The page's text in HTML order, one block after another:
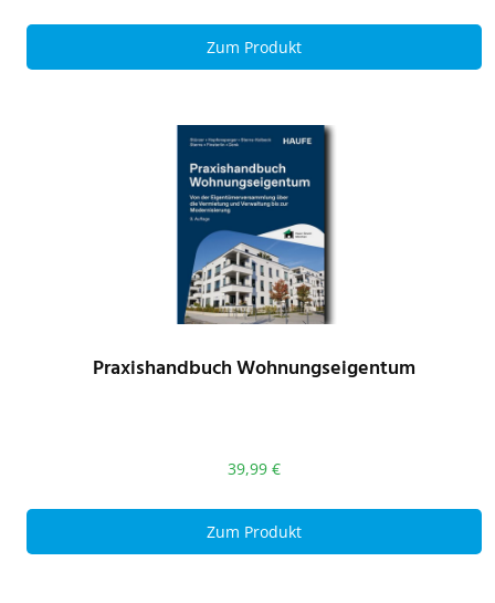
Zum Produkt
Praxishandbuch Wohnungseigentum
39,99 €
Zum Produkt